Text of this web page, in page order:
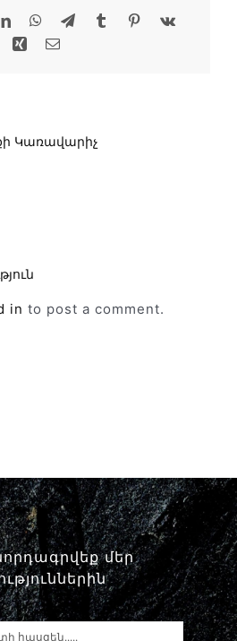
LinkedInWhatsAppTelegram
TumblrPinterest
Xing
Կառավարիչ
in to post a comment.
մեր